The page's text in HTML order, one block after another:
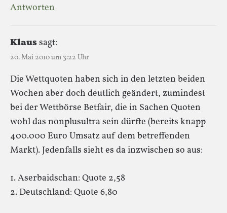
Antworten
Klaussagt:
20. Mai 2010 um 3:22 Uhr
Die Wettquoten haben sich in den letzten beiden
Wochen aber doch deutlich geändert, zumindest
bei der Wettbörse Betfair, die in Sachen Quoten
wohl das nonplusultra sein dürfte (bereits knapp
400.000 Euro Umsatz auf dem betreffenden
Markt). Jedenfalls sieht es da inzwischen so aus:
1. Aserbaidschan: Quote 2,58
2. Deutschland: Quote 6,80